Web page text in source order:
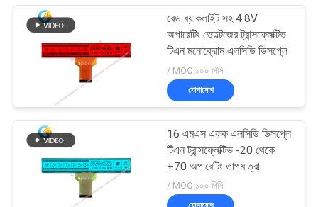
টিএফটি এলসিডি টাচ স্ক্রিন
রেড ব্যাকলাইট সহ 4.8V
অপারেটিং ভোল্টেজের ট্রান্সফ্লেক্টিভ
টিএন মনোক্রোম এলসিডি ডিসপ্লে
/ MOQ:১০০ পিসি
যোগাযোগ
16 এমএস একক এলসিডি ডিসপ্লে
টিএন ট্রান্সফ্লেক্টিভ -20 থেকে
+70 অপারেটিং তাপমাত্রা
/ MOQ:১০০ পিসি